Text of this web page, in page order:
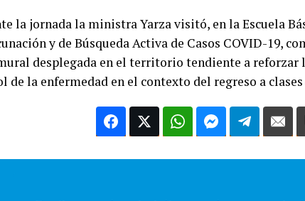
la jornada la ministra Yarza visitó, en la Escuela
y de Búsqueda Activa de Casos COVID-19,
desplegada en el territorio tendiente a reforzar
de la enfermedad en el contexto del regreso a